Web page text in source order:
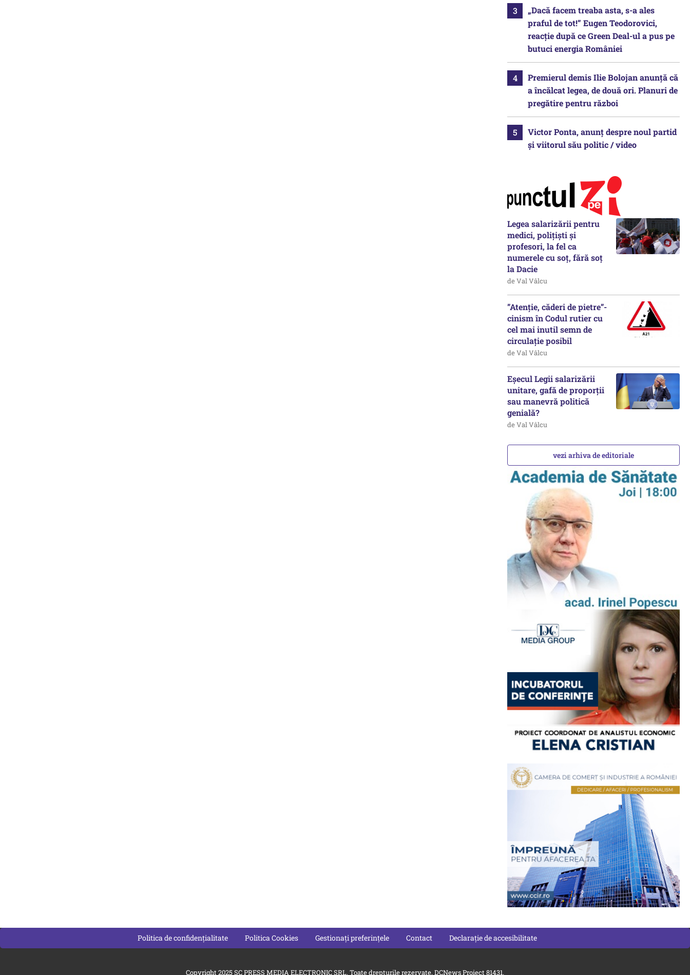
„Dacă facem treaba asta, s-a ales
praful de tot!” Eugen Teodorovici,
reacție după ce Green Deal-ul a pus pe
butuci energia României
Premierul demis Ilie Bolojan anunță că
a încălcat legea, de două ori. Planuri de
pregătire pentru război
Victor Ponta, anunț despre noul partid
și viitorul său politic / video
Legea salarizării pentru
medici, polițiști și
profesori, la fel ca
numerele cu soț, fără soț
la Dacie
de Val Vâlcu
”Atenție, căderi de pietre”-
cinism în Codul rutier cu
cel mai inutil semn de
circulație posibil
de Val Vâlcu
Eșecul Legii salarizării
unitare, gafă de proporții
sau manevră politică
genială?
de Val Vâlcu
vezi arhiva de editoriale
Politica de confidențialitate Politica Cookies Gestionați preferințele Contact Declarație de accesibilitate
Copyright 2025 SC PRESS MEDIA ELECTRONIC SRL. Toate drepturile rezervate. DCNews Proiect 81431.